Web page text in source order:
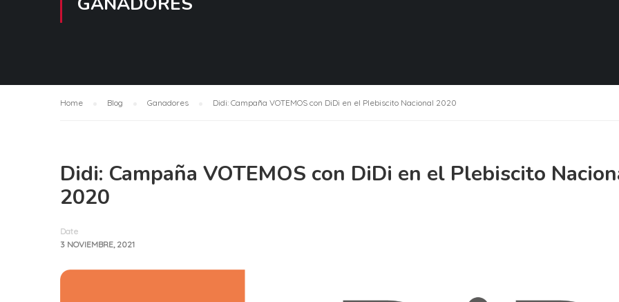
Home Blog Ganadores Didi: Campaña VOTEMOS con DiDi en el Plebiscito Nacional 2020
Didi: Campaña VOTEMOS con DiDi en el Plebiscito
2020
Date
3 NOVIEMBRE, 2021